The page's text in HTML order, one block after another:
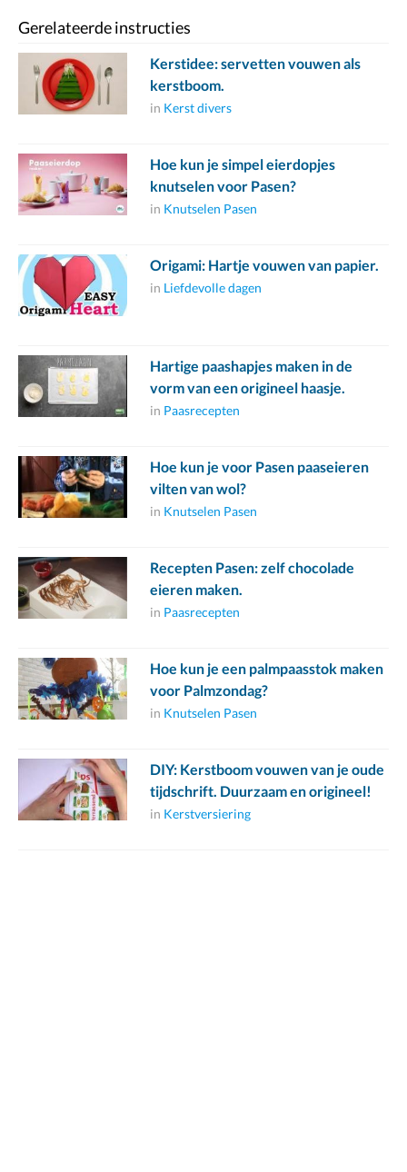
Gerelateerde instructies
Kerstidee: servetten vouwen als
kerstboom.
in Kerst divers
Hoe kun je simpel eierdopjes
knutselen voor Pasen?
in Knutselen Pasen
Origami: Hartje vouwen van papier.
in Liefdevolle dagen
Hartige paashapjes maken in de
vorm van een origineel haasje.
in Paasrecepten
Hoe kun je voor Pasen paaseieren
vilten van wol?
in Knutselen Pasen
Recepten Pasen: zelf chocolade
eieren maken.
in Paasrecepten
Hoe kun je een palmpaasstok maken
voor Palmzondag?
in Knutselen Pasen
DIY: Kerstboom vouwen van je oude
tijdschrift. Duurzaam en origineel!
in Kerstversiering